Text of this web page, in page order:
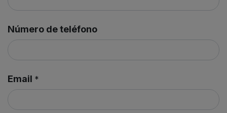
Número de teléfono
Email *